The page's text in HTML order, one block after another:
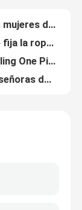
Forme a señoras de cuero para mujer de la ropa interior el sistema rojo de la ropa interior de la liga
La lencería sexy partida negra de las señoras fija sistemas atractivos de la ropa interior de las señoras de la lencería sexy recolectados
Lencería sexy Diamond Fashion Perspective Lady Lingeries brillante de S de Mesh Stitching Women '
La lencería sexy de las señoras de la pluma que empalma fija encantar atractivo del cordón de la ropa interior de las señoras de la cadena del metal